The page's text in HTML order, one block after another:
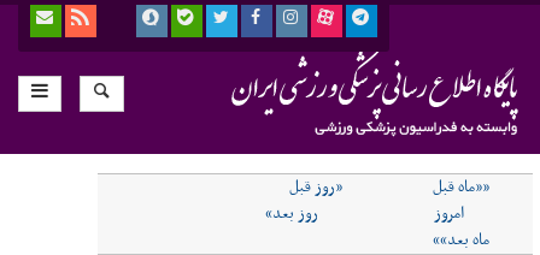
««ماه قبل
«روز قبل
امروز
روز بعد»
ماه بعد»»